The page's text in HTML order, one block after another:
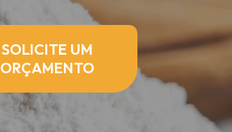
SOLICITE UM
ORÇAMENTO